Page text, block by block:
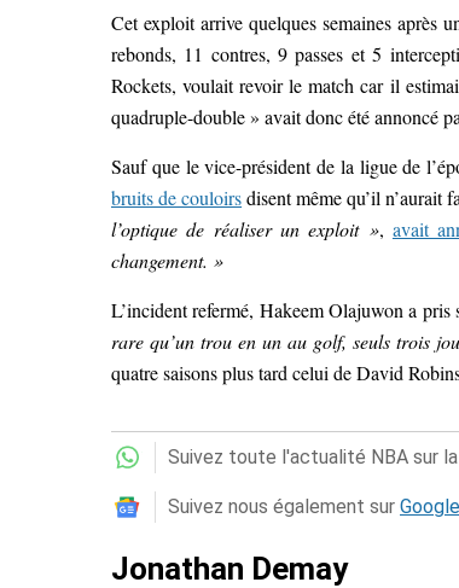
Cet exploit arrive quelques semaines après
rebonds, 11 contres, 9 passes et 5
Rockets, voulait revoir le match car il
quadruple-double » avait donc été annoncé
Sauf que le vice-président de la ligue de
bruits de couloirsdisent même qu’il n’aurait
l’optique de réaliser un exploit », avait
changement. »
L’incident refermé, Hakeem Olajuwon a
rare qu’un trou en un au golf, seuls trois
quatre saisons plus tard celui de David
Suivez toute l'actualité NBA sur la
Suivez nous également sur
Jonathan Demay